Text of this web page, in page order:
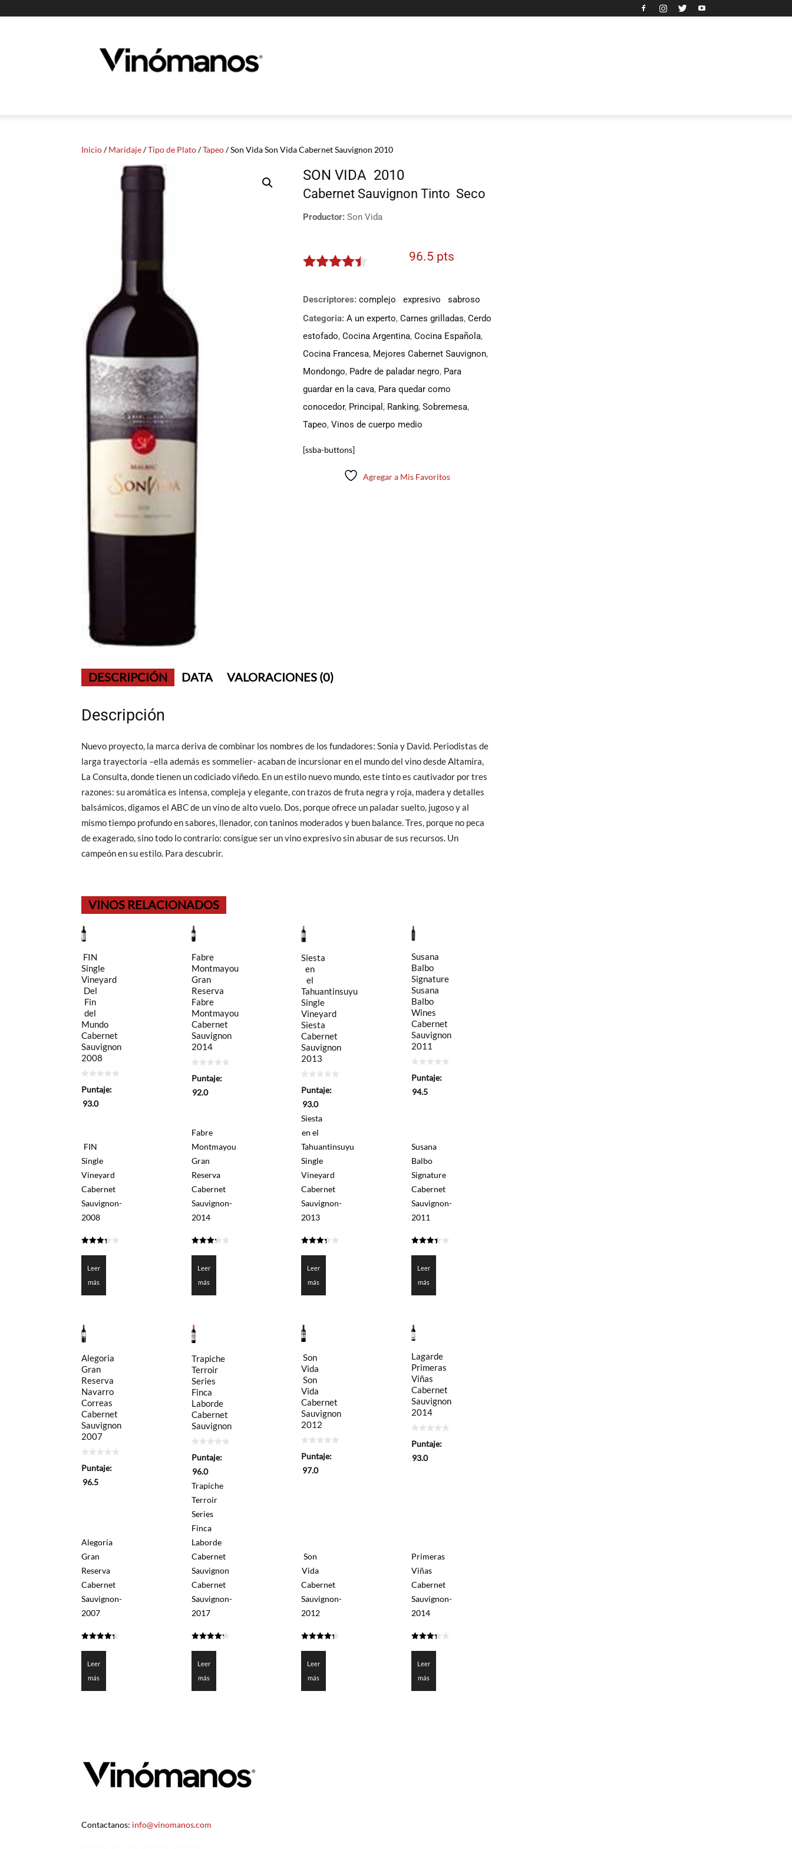
Vinomanos
Inicio/Maridaje/Tipo de Plato/Tapeo/ Son Vida Son Vida Cabernet Sauvignon 2010
SON VIDA 2010
Cabernet Sauvignon Tinto Seco
Productor: Son Vida
96.5 pts
Descriptores: complejo expresivo
sabroso
Categoria: A un experto, Carnes grilladas, Cerdo
estofado, Cocina Argentina, Cocina Española,
Cocina Francesa, Mejores Cabernet Sauvignon,
Mondongo, Padre de paladar negro, Para
guardar en la cava, Para quedar como
conocedor, Principal , Ranking, Sobremesa,
Tapeo, Vinos de cuerpo medio
[ssba-buttons]
Agregar a Mis Favoritos
DESCRIPCIÓN DATA VALORACIONES (0)
Descripción
Nuevo proyecto, la marca deriva de combinar los nombres de los fundadores: Sonia y David. Periodistas de
larga trayectoria –ella además es sommelier- acaban de incursionar en el mundo del vino desde Altamira,
La Consulta, donde tienen un codiciado viñedo. En un estilo nuevo mundo, este tinto es cautivador por tres
razones: su aromática es intensa, compleja y elegante, con trazos de fruta negra y roja, madera y detalles
balsámicos, digamos el ABC de un vino de alto vuelo. Dos, porque ofrece un paladar suelto, jugoso y al
mismo tiempo profundo en sabores, llenador, con taninos moderados y buen balance. Tres, porque no peca
de exagerado, sino todo lo contrario: consigue ser un vino expresivo sin abusar de sus recursos. Un
campeón en su estilo. Para descubrir.
VINOS RELACIONADOS
FIN
Single
Vineyard
Del
Fin
del
Mundo
Cabernet
Sauvignon
2008
de
Puntaje:
93.0
FIN
Single
Vineyard
Cabernet
Sauvignon-
2008
de 5
Leer
más
Fabre
Montmayou
Gran
Reserva
Fabre
Montmayou
Cabernet
Sauvignon
2014
de
Puntaje:
92.0
Fabre
Montmayou
Gran
Reserva
Cabernet
Sauvignon-
2014
de 5
Leer
más
Siesta
en
el
Tahuantinsuyu
Single
Vineyard
Siesta
Cabernet
Sauvignon
2013
de
Puntaje:
93.0
Siesta
en el
Tahuantinsuyu
Single
Vineyard
Cabernet
Sauvignon-
2013
de 5
Leer
más
Susana
Balbo
Signature
Susana
Balbo
Wines
Cabernet
Sauvignon
2011
de
Puntaje:
94.5
Susana
Balbo
Signature
Cabernet
Sauvignon-
2011
de 5
Leer
más
Alegoria
Gran
Reserva
Navarro
Correas
Cabernet
Sauvignon
2007
de
Puntaje:
96.5
Alegoria
Gran
Reserva
Cabernet
Sauvignon-
2007
de 5
Leer
más
Trapiche
Terroir
Series
Finca
Laborde
Cabernet
Sauvignon
de
Puntaje:
96.0
Trapiche
Terroir
Series
Finca
Laborde
Cabernet
Sauvignon
Cabernet
Sauvignon-
2017
de 5
Leer
más
Son
Vida
Son
Vida
Cabernet
Sauvignon
2012
de
Puntaje:
97.0
Son
Vida
Cabernet
Sauvignon-
2012
de 5
Leer
más
Lagarde
Primeras
Viñas
Cabernet
Sauvignon
2014
de
Puntaje:
93.0
Primeras
Viñas
Cabernet
Sauvignon-
2014
de 5
Leer
más
Contactanos: info@vinomanos.com